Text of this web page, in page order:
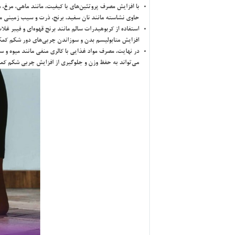
با افزايش مصرف پروتئين‌هاي با كيفيت، مانند ماهي،
حاوي نشاسته مانند نان سفيد، برنج، ذرت و سيب زميني
استفاده از كربوهيدرات سالم مانند برنج قهوه‌اي و
افزايش متابوليسم بدن و سوزاندن چربي‌هاي دور شكم
در نهايت، مصرف مواد غذايي با كالري منفي مانند ميوه
مي‌تواند به حفظ وزن و جلوگيري از افزايش چربي شكم